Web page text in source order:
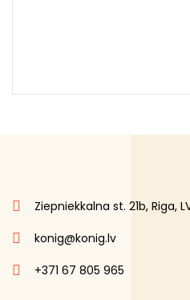
Ziepniekkalna st. 21b, Riga,
konig@konig.lv
+371 67 805 965